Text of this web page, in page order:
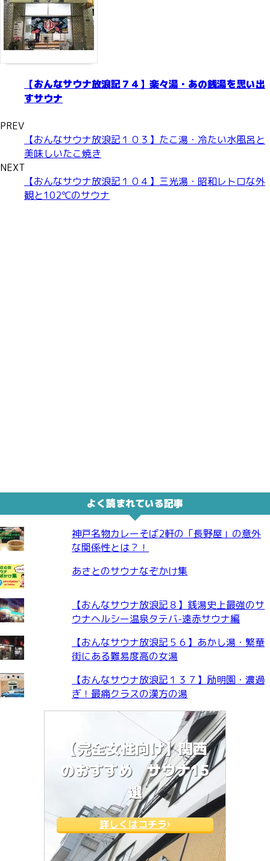
【おんなサウナ放浪記７４】楽々湯・あの銭湯を思い出
すサウナ
PREV
【おんなサウナ放浪記１０３】たこ湯・冷たい水風呂と
美味しいたこ焼き
NEXT
【おんなサウナ放浪記１０４】三光湯・昭和レトロな外
観と102℃のサウナ
よく読まれている記事
神戸名物カレーそば2軒の「長野屋」の意外
な関係性とは？！
あさとのサウナなぞかけ集
【おんなサウナ放浪記８】銭湯史上最強のサ
ウナヘルシー温泉タテバ-遠赤サウナ編
【おんなサウナ放浪記５６】あかし湯・繁華
街にある難易度高の女湯
【おんなサウナ放浪記１３７】励明園・濃過
ぎ！最痛クラスの漢方の湯
【完全女性向け】関西
のおすすめ サウナ15
選
詳しくはコチラ